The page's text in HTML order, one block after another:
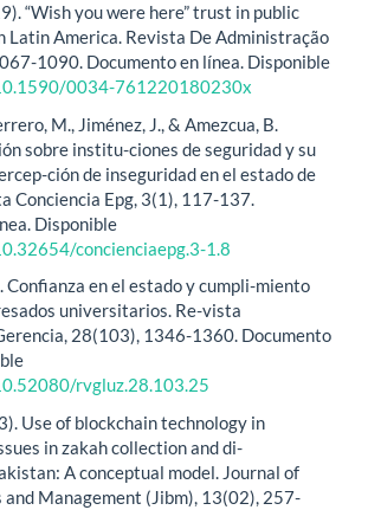
“Wish you were here” trust in public
Latin America. Revista De Administração
1090. Documento en línea. Disponible
0034-761220180230x
M., Jiménez, J., & Amezcua, B.
sobre institu-ciones de seguridad y su
ción de inseguridad en el estado de
Conciencia Epg, 3(1), 117-137.
Disponible
concienciaepg.3-1.8
Confianza en el estado y cumpli-miento
universitarios. Re-vista
28(103), 1346-1360. Documento
rvgluz.28.103.25
Use of blockchain technology in
in zakah collection and di-
A conceptual model. Journal of
and Management (Jibm), 13(02), 257-